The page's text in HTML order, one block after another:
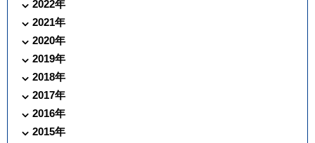
2022年
2021年
2020年
2019年
2018年
2017年
2016年
2015年